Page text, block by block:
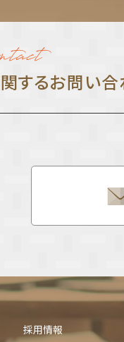
するお問い合
採用情報